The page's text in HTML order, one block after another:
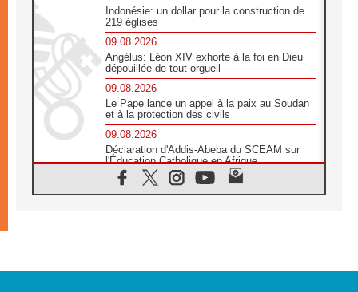
Indonésie: un dollar pour la construction de
219 églises
09.08.2026
Angélus: Léon XIV exhorte à la foi en Dieu
dépouillée de tout orgueil
09.08.2026
Le Pape lance un appel à la paix au Soudan
et à la protection des civils
09.08.2026
Déclaration d'Addis-Abeba du SCEAM sur
l'Éducation Catholique en Afrique
08.08.2026
En Cisjordanie, les chrétiens se sentent
08.08.2026